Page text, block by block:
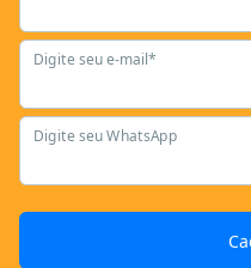
Digite seu e-mail*
Digite seu WhatsApp